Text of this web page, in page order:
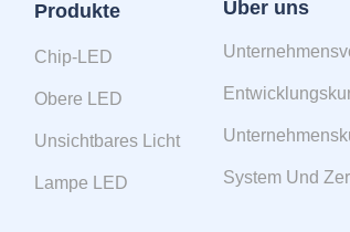
Produkte
Chip-LED
Obere LED
Unsichtbares Licht
Lampe LED
Über uns
System Und